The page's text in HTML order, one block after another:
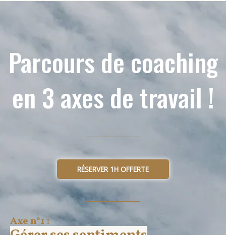
Parcours de coaching
en 3 axes de travail !
RÉSERVER 1H OFFERTE
Axe n°1 :